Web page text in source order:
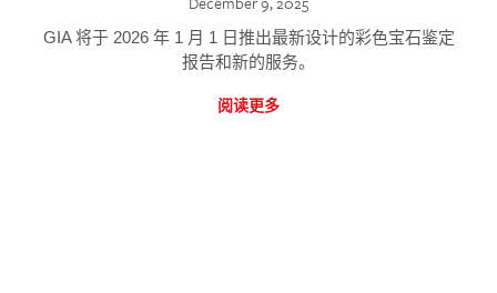
GIA 将于 2026 年 1 月 1 日推出最新设计的彩色宝石鉴定
报告和新的服务。
阅读更多